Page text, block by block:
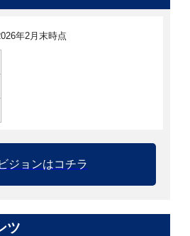
年2月末時点
ジョンはコチラ
ツ